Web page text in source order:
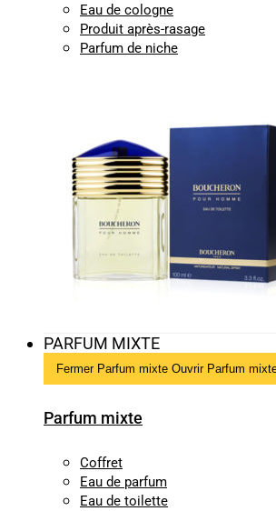
Eau de cologne
Produit après-rasage
Parfum de niche
PARFUM MIXTE
Fermer Parfum mixte Ouvrir Parfum
Parfum mixte
Coffret
Eau de parfum
Eau de toilette